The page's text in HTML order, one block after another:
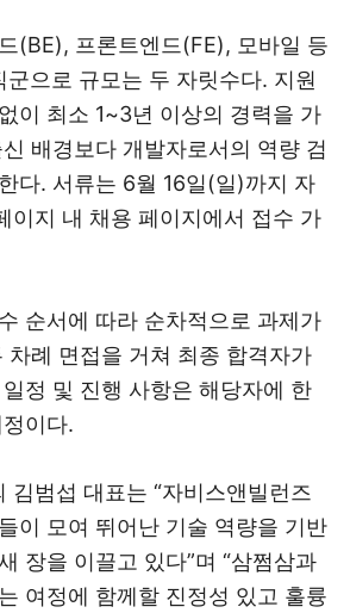
(BE), 프론트엔드(FE), 모바일 등
으로 규모는 두 자릿수다. 지원
이 최소 1~3년 이상의 경력을 가
배경보다 개발자로서의 역량 검
다. 서류는 6월 16일(일)까지 자
이지 내 채용 페이지에서 접수 가
순서에 따라 순차적으로 과제가
차례 면접을 거쳐 최종 합격자가
정 및 진행 사항은 해당자에 한
이다.
김범섭 대표는 “자비스앤빌런즈
이 모여 뛰어난 기술 역량을 기반
장을 이끌고 있다”며 “삼쩜삼과
여정에 함께할 진정성 있고 훌륭